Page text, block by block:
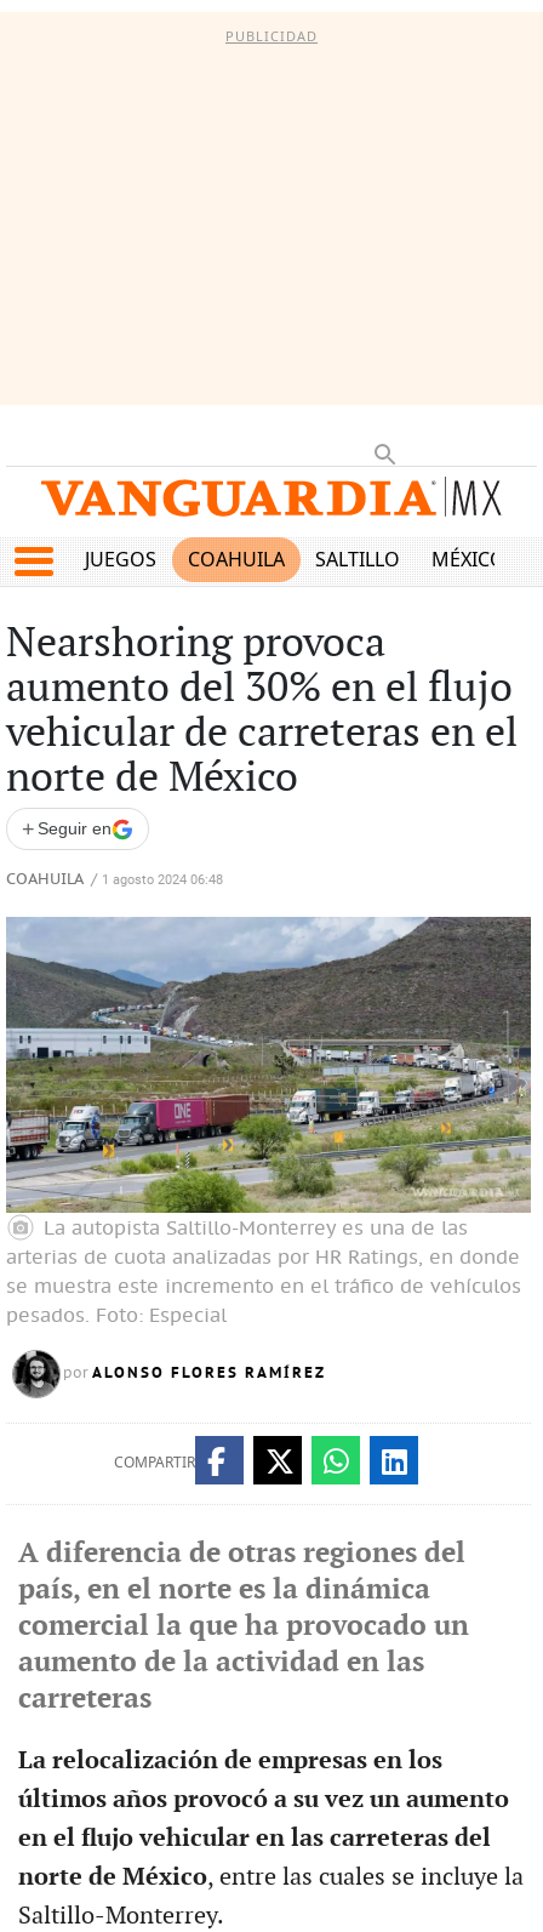
PUBLICIDAD
JUEGOS COAHUILA SALTILLO MÉXICO
Nearshoring provoca
aumento del 30% en el flujo
vehicular de carreteras en el
norte de México
+ Seguir en
COAHUILA / 1 agosto 2024 06:48
La autopista Saltillo-Monterrey es una de las
arterias de cuota analizadas por HR Ratings, en donde
se muestra este incremento en el tráfico de vehículos
pesados. Foto: Especial
por ALONSO FLORES RAMÍREZ
COMPARTIR
A diferencia de otras regiones del
país, en el norte es la dinámica
comercial la que ha provocado un
aumento de la actividad en las
carreteras
La relocalización de empresas en los
últimos años provocó a su vez un aumento
en el flujo vehicular en las carreteras del
norte de México, entre las cuales se incluye la
Saltillo-Monterrey.